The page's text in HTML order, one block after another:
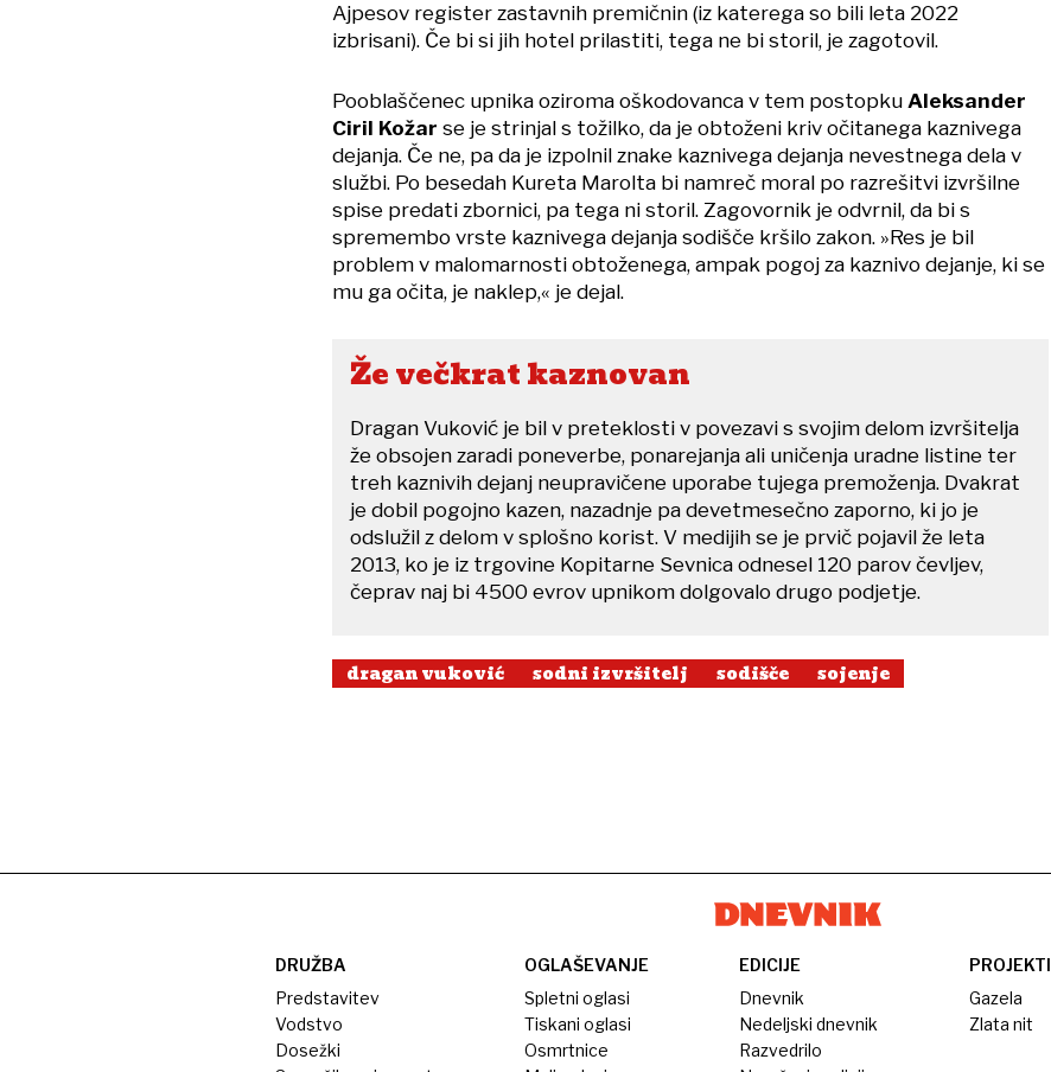
Ajpesov register zastavnih premičnin (iz katerega so bili leta 2022
izbrisani). Če bi si jih hotel prilastiti, tega ne bi storil, je zagotovil.
Pooblaščenec upnika oziroma oškodovanca v tem postopku Aleksander
Ciril Kožar se je strinjal s tožilko, da je obtoženi kriv očitanega kaznivega
dejanja. Če ne, pa da je izpolnil znake kaznivega dejanja nevestnega dela v
službi. Po besedah Kureta Marolta bi namreč moral po razrešitvi izvršilne
spise predati zbornici, pa tega ni storil. Zagovornik je odvrnil, da bi s
spremembo vrste kaznivega dejanja sodišče kršilo zakon. »Res je bil
problem v malomarnosti obtoženega, ampak pogoj za kaznivo dejanje, ki se
mu ga očita, je naklep,« je dejal.
Že večkrat kaznovan
Dragan Vuković je bil v preteklosti v povezavi s svojim delom izvršitelja
že obsojen zaradi poneverbe, ponarejanja ali uničenja uradne listine ter
treh kaznivih dejanj neupravičene uporabe tujega premoženja. Dvakrat
je dobil pogojno kazen, nazadnje pa devetmesečno zaporno, ki jo je
odslužil z delom v splošno korist. V medijih se je prvič pojavil že leta
2013, ko je iz trgovine Kopitarne Sevnica odnesel 120 parov čevljev,
čeprav naj bi 4500 evrov upnikom dolgovalo drugo podjetje.
dragan vuković sodni izvršitelj sodišče sojenje
DRUŽBA
Predstavitev
Vodstvo
Dosežki
OGLAŠEVANJE
Spletni oglasi
Tiskani oglasi
Osmrtnice
EDICIJE
Dnevnik
Nedeljski dnevnik
Razvedrilo
PROJEKTI
Gazela
Zlata nit